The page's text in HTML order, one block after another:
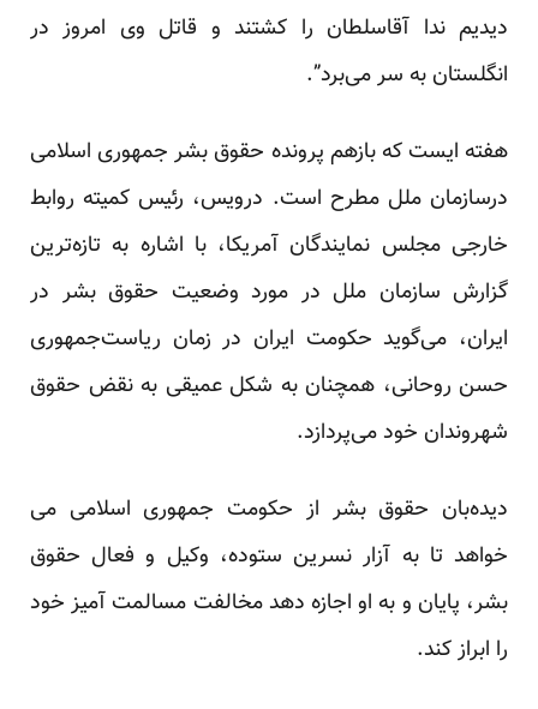
دیدیم ندا آقاسلطان را کشتند و قاتل وی امروز در
انگلستان به سر می‌برد”.
هفته ایست که بازهم پرونده حقوق بشر جمهوری اسلامی
درسازمان ملل مطرح است. درویس، رئیس کمیته روابط
خارجی مجلس نمایندگان آمریکا، با اشاره به تازه‌ترین
گزارش سازمان ملل در مورد وضعیت حقوق بشر در
ایران، می‌گوید حکومت ایران در زمان ریاست‌جمهوری
حسن روحانی، همچنان به شکل عمیقی به نقض حقوق
شهروندان خود می‌پردازد.
دیده‌بان حقوق بشر از حکومت جمهوری اسلامی می
خواهد تا به آزار نسرین ستوده، وکیل و فعال حقوق
بشر، پایان و به او اجازه دهد مخالفت مسالمت آمیز خود
را ابراز کند.